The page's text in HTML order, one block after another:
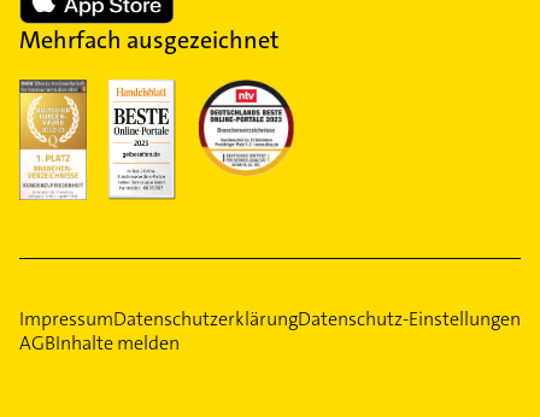
Mehrfach ausgezeichnet
ImpressumDatenschutzerklärungDatenschutz-Einstellungen
AGBInhalte melden